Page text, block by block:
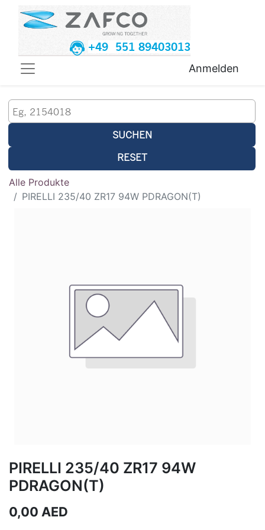
+49 551 89403013
Anmelden
SUCHEN
RESET
Alle Produkte
PIRELLI 235/40 ZR17 94W PDRAGON(T)
PIRELLI 235/40 ZR17 94W
PDRAGON(T)
0,00 AED